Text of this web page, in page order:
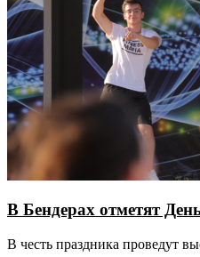
В Бендерах отметят
В честь праздника проведут